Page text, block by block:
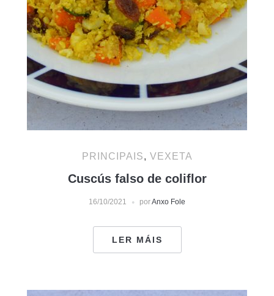
PRINCIPAIS, VEXETA
Cuscús falso de coliflor
16/10/2021 porAnxo Fole
LER MÁIS